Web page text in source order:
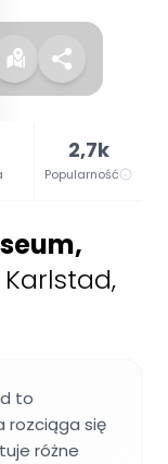
2,7k
Popularność
,
to
rozciąga się
różne